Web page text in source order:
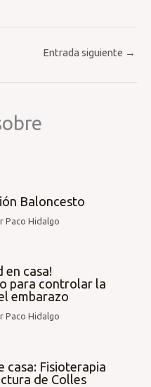
Entrada siguiente →
Baloncesto
Paco Hidalgo
en casa!
para controlar la
embarazo
Paco Hidalgo
casa: Fisioterapia
de Colles